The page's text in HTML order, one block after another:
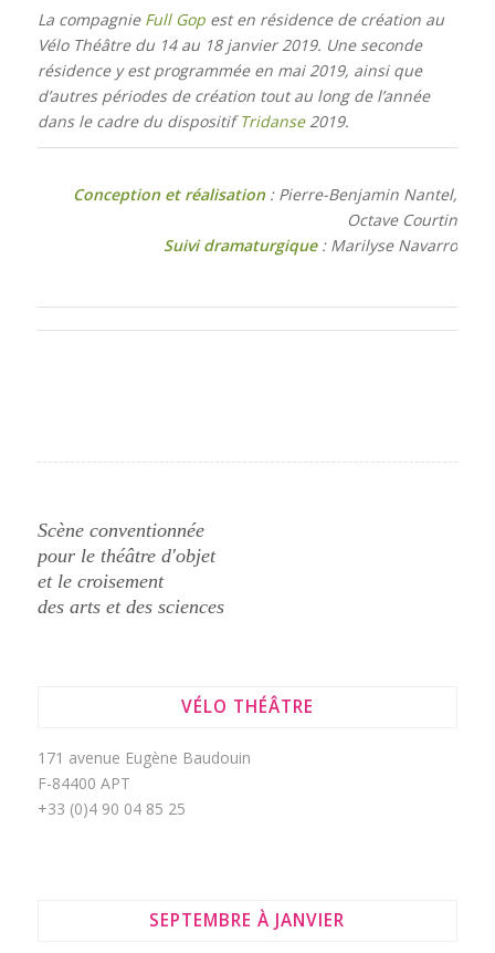
La compagnie Full Gopest en résidence de création au
Vélo Théâtre du 14 au 18 janvier 2019. Une seconde
résidence y est programmée en mai 2019, ainsi que
d’autres périodes de création tout au long de l’année
dans le cadre du dispositifTridanse2019.
Conception et réalisation : Pierre-Benjamin Nantel,
Octave Courtin
Suivi dramaturgique: Marilyse Navarro
Scène conventionnée
pour le théâtre d'objet
et le croisement
des arts et des sciences
VÉLO THÉÂTRE
171 avenue Eugène Baudouin
F-84400 APT
+33 (0)4 90 04 85 25
SEPTEMBRE À JANVIER